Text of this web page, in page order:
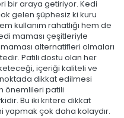
bir araya getiriyor. Kedi
gelen şüphesiz ki kuru
kullanım rahatlığı hem de
maması çeşitleriyle
alternatifleri olmaları
Patili dostu olan her
içeriği kaliteli ve
noktada dikkat edilmesi
önemlileri patili
Bu iki kritere dikkat
yapmak çok daha kolaydır.